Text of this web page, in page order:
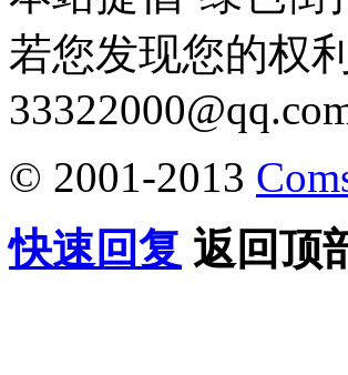
若您发现您的权
© 2001-2013
快速回复 返回顶